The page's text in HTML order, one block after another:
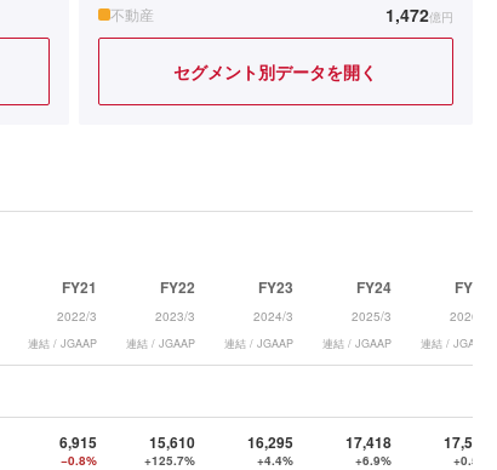
不動産 1,472億円
セグメント別データを開く
FY21
2022/3
連結 / JGAAP
FY22
2023/3
連結 / JGAAP
FY23
2024/3
連結 / JGAAP
FY24
2025/3
連結 / JGAAP
FY25
2026/3
連結 / JGAAP
6,915
−0.8%
15,610
+125.7%
16,295
+4.4%
17,418
+6.9%
17,503
+0.5%